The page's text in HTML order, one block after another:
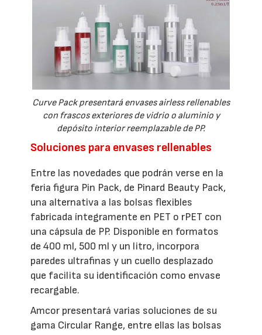
Curve Pack presentará envases airless rellenables
con frascos exteriores de vidrio o aluminio y
depósito interior reemplazable de PP.
Soluciones para envases rellenables
Entre las novedades que podrán verse en la
feria figura Pin Pack, de Pinard Beauty Pack,
una alternativa a las bolsas flexibles
fabricada íntegramente en PET o rPET con
una cápsula de PP. Disponible en formatos
de 400 ml, 500 ml y un litro, incorpora
paredes ultrafinas y un cuello desplazado
que facilita su identificación como envase
recargable.
Amcor presentará varias soluciones de su
gama Circular Range, entre ellas las bolsas